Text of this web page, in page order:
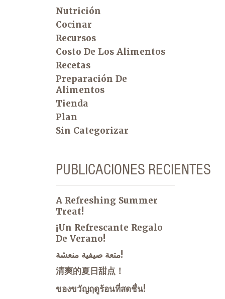
Nutrición
Cocinar
Recursos
Costo De Los Alimentos
Recetas
Preparación De
Alimentos
Tienda
Plan
Sin Categorizar
PUBLICACIONES RECIENTES
A Refreshing Summer
Treat!
¡Un Refrescante Regalo
De Verano!
متعة صيفية منعشة!
清爽的夏日甜点！
ของขวัญฤดูร้อนที่สดชื่น!